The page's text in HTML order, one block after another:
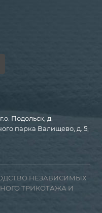
Подольск, д.
парка Валищево, д. 5,
НЕЗАВИСИМЫХ
ТРИКОТАЖА И